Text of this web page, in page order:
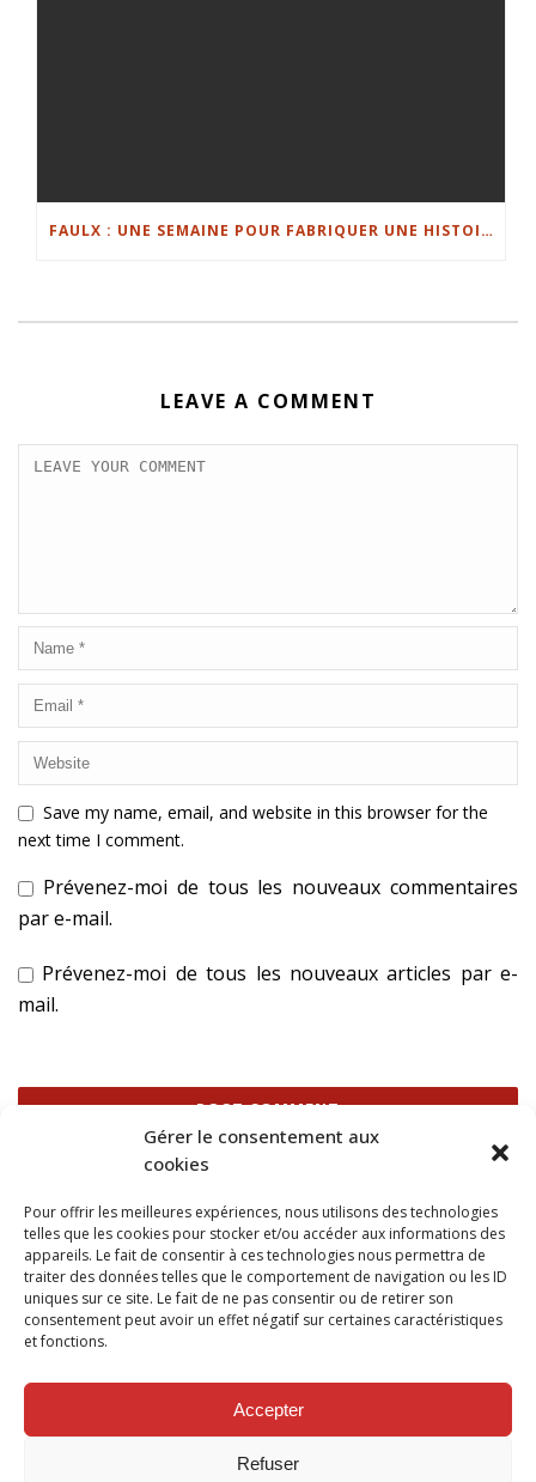
Gérer le consentement aux
cookies
Pour offrir les meilleures expériences, nous utilisons des technologies
telles que les cookies pour stocker et/ou accéder aux informations des
appareils. Le fait de consentir à ces technologies nous permettra de
traiter des données telles que le comportement de navigation ou les ID
uniques sur ce site. Le fait de ne pas consentir ou de retirer son
consentement peut avoir un effet négatif sur certaines caractéristiques
et fonctions.
Accepter
Refuser
FAULX : UNE SEMAINE POUR FABRIQUER UNE HISTOIRE
LEAVE A COMMENT
Save my name, email, and website in this browser for the
next time I comment.
Prévenez-moi de tous les nouveaux commentaires
par e-mail.
Prévenez-moi de tous les nouveaux articles par e-
mail.
savoir plus sur la façon dont les données de vos
commentaires sont traitées.